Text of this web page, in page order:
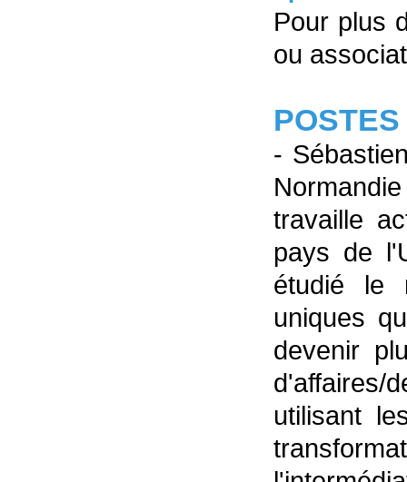
Pour plus
ou
-
travaille
pays de
étudié le
uniques
devenir
utilisant